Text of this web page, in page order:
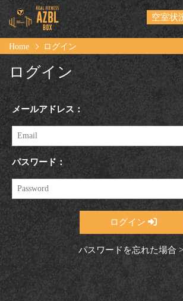
空室状
Home ログイン
ログイン
メールアドレス：
パスワード：
ログイン
パスワードを忘れた場合